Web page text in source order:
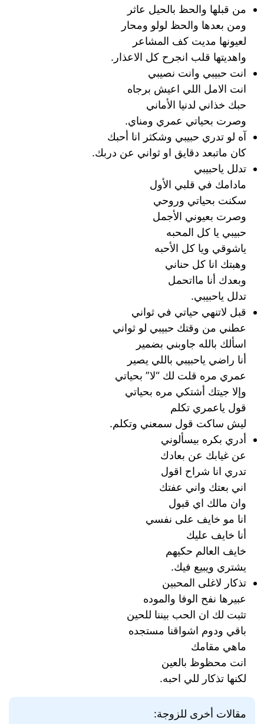
من قبلها والحظ بالحيل عاثر
ومن بعدها والحظ لولو ومحار
لعيونها مديت كف المشاعر
واهديتها قلب انجرح كل الاعذار.
انت حبيبي وانت نصيبي
انت الامل اللي اعيش برجاه
حبك خذاني لدنيا الأماني
وصرت بحياتي عمري ومناي.
آه لو تدري حبيبي وشكثر انا أحبك
كان ماتبعد دقايق او ثواني عن دربك.
تدلل ياحبيبي
مادامك في قلبي الأول
سكنت بحياتي وروحي
وصرت بعيوني الأجمل
حبيبي يا كل المحبه
ياشوقي ويا كل الأحبه
وهبتك انا كل حناني
وبعدك أنا مااتحمل
تدلل ياحبيبي.
قبل لاتنهي حياتي في ثواني
عطني من وقتك حبيبي لو ثواني
اسألك بالله جاوبني بضمير
أنا راضي ياحبيبي باللي يصير
عمري مره قلت لك “لا” بحياتي
وإلا جيتك أشتكي مره بحياتي
قول ياعمري تكلم
ليش ساكت قول سمعني وتكلم.
أدري بكره بيسألوني
عن غيابك عن بعادك
تدري انا شراح اقول
اني بعتك واني عفتك
وان مالك اي قبول
انا مو خايف على نفسي
أنا خايف عليك
خايف العالم حكيهم
يشتري ويبيع فيك.
تذكار لاغلى المحبين
عبيرها نفح الوفا والموده
تثبت لك ان الحب بيننا للحين
باقي ودوم اشواقنا مستجده
ماهي مقامك
انت محظوظ بالعين
لكنها تذكار للي احبه.
مقالات أخرى للزوجة: